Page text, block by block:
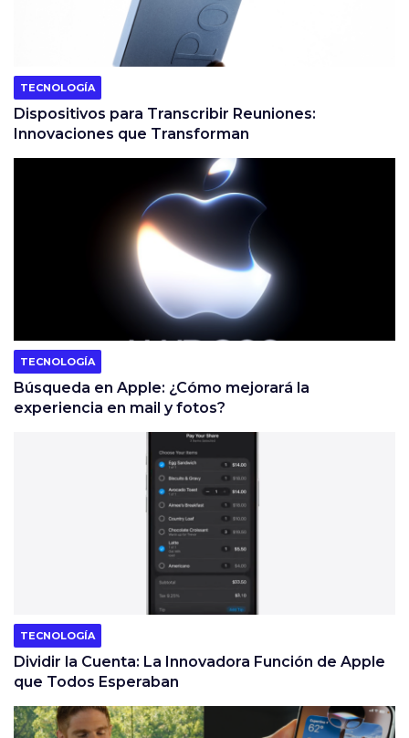
TECNOLOGÍA
Dispositivos para Transcribir Reuniones:
Innovaciones que Transforman
TECNOLOGÍA
Búsqueda en Apple: ¿Cómo mejorará la
experiencia en mail y fotos?
TECNOLOGÍA
Dividir la Cuenta: La Innovadora Función de Apple
que Todos Esperaban